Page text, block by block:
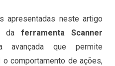
apresentadas neste artigo
da ferramenta Scanner
avançada que permite
o comportamento de ações,